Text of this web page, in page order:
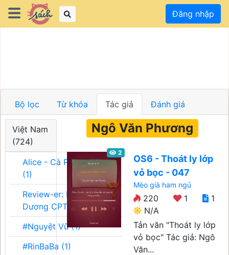
Đăng nhập
Bộ lọc Từ khóa Tác giả Đánh giá
Việt Nam
(724)
Alice - Cà Phê Team
(1)
Review-er: Dương
Dương CPT (1)
#Nguyệt Vũ (1)
#RinBaBa (1)
Ngô Văn Phương
2
OS6 - Thoát ly lớp
vỏ bọc - 047
Mèo già ham ngủ
220 1
1
N/A
Tản văn "Thoát ly lớp
vỏ bọc" Tác giả: Ngô
Văn...